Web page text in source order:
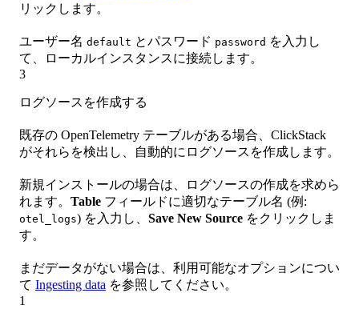
リックします。
ユーザー名 default とパスワード password を入力し
て、ローカルインスタンスに接続します。
3
ログソースを作成する
既存の OpenTelemetry テーブルがある場合、ClickStack
がそれらを検出し、自動的にログソースを作成します。
新規インストールの場合は、ログソースの作成を求めら
れます。 Table フィールドに適切なテーブル名 (例:
otel_logs) を入力し、 Save New Source をクリックしま
す。
まだデータがない場合は、利用可能なオプションについ
て Ingesting data を参照してください。
1